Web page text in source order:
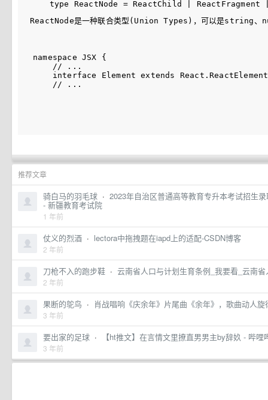
ReactNode是一种联合类型(Union Types)，可以是string、
namespace JSX {
    // ...
interface Element extends
推荐文章
骑白马的羽毛球 · 2023年自治区普通高等教育专升本考试招生
- 新疆教育考试院
1 年前
仗义的烈酒 · lectora中拖拽题在iapd上的适配-CSDN博客
2 年前
刀枪不入的跑步鞋 · 云南省人口与计划生育条例_我要看_云南
2 年前
果断的鸵鸟 · 肖战唱响《庆余年》片尾曲《余年》，歌曲动人旋
3 年前
要出家的足球 · 【ht推文】在言情文里撩直男男主by辞奺 - 哔哩
3 年前